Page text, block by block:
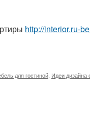
http://interior.ru-
для гостиной Идеи дизайна